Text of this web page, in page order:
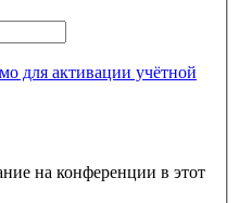
для активации учётной
на конференции в этот